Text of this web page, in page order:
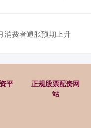
消费者通胀预期上升
平
正规股票配资网
站